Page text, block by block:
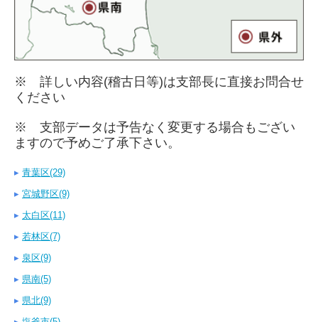
※ 詳しい内容(稽古日等)は支部長に直接お問合せ
ください
※ 支部データは予告なく変更する場合もござい
ますので予めご了承下さい。
▸ 青葉区(29)
▸ 宮城野区(9)
▸ 太白区(11)
▸ 若林区(7)
▸ 泉区(9)
▸ 県南(5)
▸ 県北(9)